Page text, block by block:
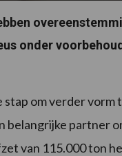
onder
om verder vorm
partner
van 115.000 ton